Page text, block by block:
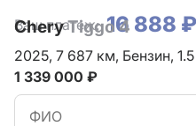
Ваш платеж: 16 888
CheryTiggo 4
2025, 7 687 км, Бензин,
1 339 000 ₽